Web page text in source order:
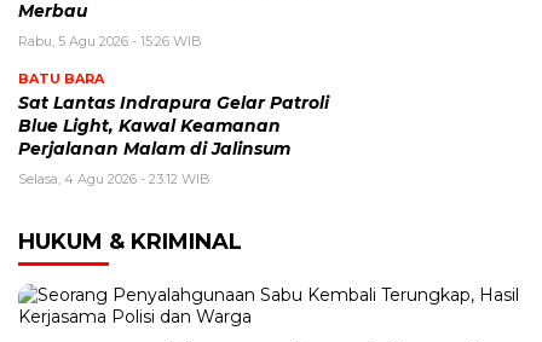
Merbau
Rabu, 5 Agu 2026 - 15:26 WIB
BATU BARA
Sat Lantas Indrapura Gelar Patroli
Blue Light, Kawal Keamanan
Perjalanan Malam di Jalinsum
Selasa, 4 Agu 2026 - 23:12 WIB
HUKUM & KRIMINAL